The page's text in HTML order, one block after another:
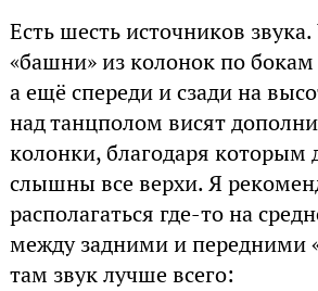
Есть шесть источников
«башни» из колонок по бокам
а ещё спереди и сзади на
над танцполом висят
колонки, благодаря которым
слышны все верхи. Я
располагаться где-то на
между задними и передними
там звук лучше всего: